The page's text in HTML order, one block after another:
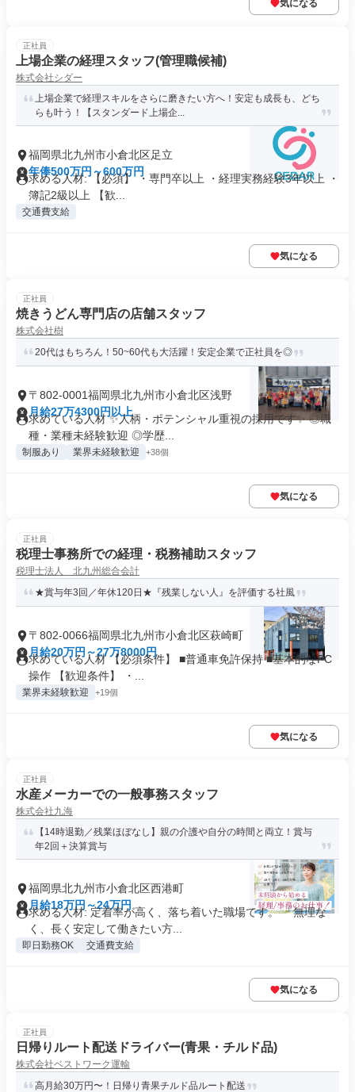
気になる
正社員
上場企業の経理スタッフ(管理職候補)
株式会社シダー
上場企業で経理スキルをさらに磨きたい方へ！安定も成長も、どち
らも叶う！【スタンダード上場企...
福岡県北九州市小倉北区足立
年俸500万円～600万円
求める人材: 【必須】 ・専門卒以上 ・経理実務経験3年以上 ・
簿記2級以上 【歓...
交通費支給
気になる
正社員
焼きうどん専門店の店舗スタッフ
株式会社樹
20代はもちろん！50~60代も大活躍！安定企業で正社員を◎
〒802-0001福岡県北九州市小倉北区浅野
月給27万4300円以上
求めている人材 ✨人柄・ポテンシャル重視の採用です✨ ◎職
種・業種未経験歓迎 ◎学歴...
制服あり 業界未経験歓迎 +38個
気になる
正社員
税理士事務所での経理・税務補助スタッフ
税理士法人 北九州総合会計
★賞与年3回／年休120日★『残業しない人』を評価する社風
〒802-0066福岡県北九州市小倉北区萩崎町
月給20万円～27万8000円
求めている人材 【必須条件】 ■普通車免許保持 ■基本的なPC
操作 【歓迎条件】 ・...
業界未経験歓迎 +19個
気になる
正社員
水産メーカーでの一般事務スタッフ
株式会社九海
【14時退勤／残業ほぼなし】親の介護や自分の時間と両立！賞与
年2回＋決算賞与
福岡県北九州市小倉北区西港町
月給18万円～24万円
求める人材: 定着率が高く、落ち着いた職場です。 「無理な
く、長く安定して働きたい方...
即日勤務OK 交通費支給
気になる
正社員
日帰りルート配送ドライバー(青果・チルド品)
株式会社ベストワーク運輸
高月給30万円〜！日帰り青果チルド品ルート配送